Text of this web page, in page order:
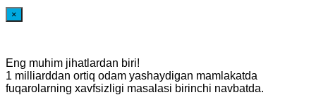
×
Eng muhim jihatlardan biri!
1 milliarddan ortiq odam yashaydigan mamlakatda
fuqarolarning xavfsizligi masalasi birinchi navbatda.